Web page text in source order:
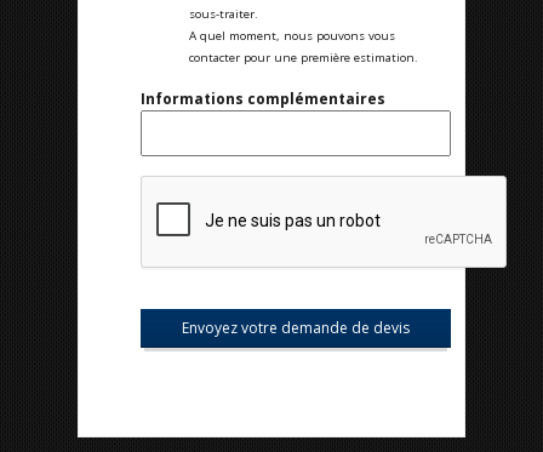
sous-traiter.
A quel moment, nous pouvons vous
contacter pour une première estimation.
Informations complémentaires